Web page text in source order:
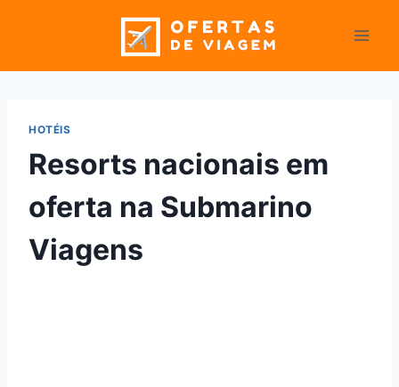
HOTÉIS
Resorts nacionais em
oferta na Submarino
Viagens